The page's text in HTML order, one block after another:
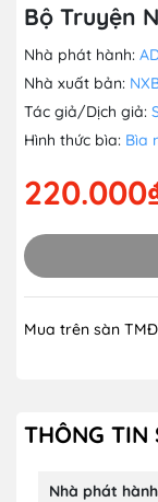
Bộ Truyện
Nhà phát hành:
Nhà xuất bản:
Tác giả/Dịch giả:
Hình thức bìa: Bìa
Mua trên sàn
THÔNG TIN
Nhà phát hành